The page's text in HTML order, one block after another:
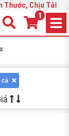
Thước, Chịu Tải
1
cả